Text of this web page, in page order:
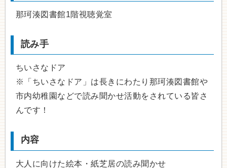
那珂湊図書館1階視聴覚室
読み手
ちいさなドア
※「ちいさなドア」は長きにわたり那珂湊図書館や
市内幼稚園などで読み聞かせ活動をされている皆さ
んです！
内容
大人に向けた絵本・紙芝居の読み聞かせ